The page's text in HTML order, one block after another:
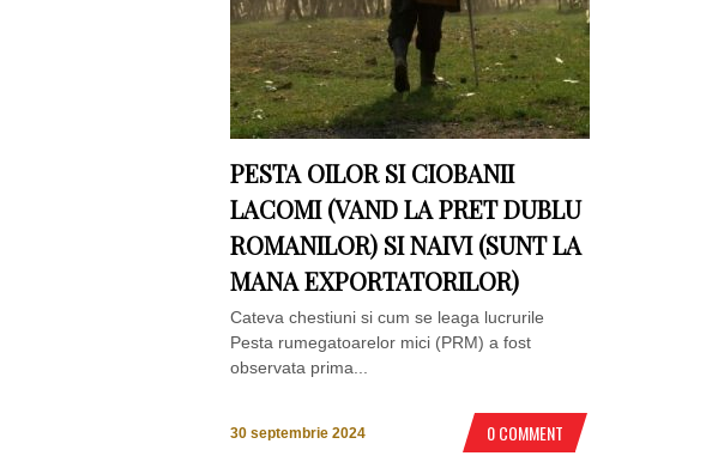
PESTA OILOR SI CIOBANII
LACOMI (VAND LA PRET DUBLU
ROMANILOR) SI NAIVI (SUNT LA
MANA EXPORTATORILOR)
Cateva chestiuni si cum se leaga lucrurile
Pesta rumegatoarelor mici (PRM) a fost
observata prima...
30 septembrie 2024 0 COMMENT